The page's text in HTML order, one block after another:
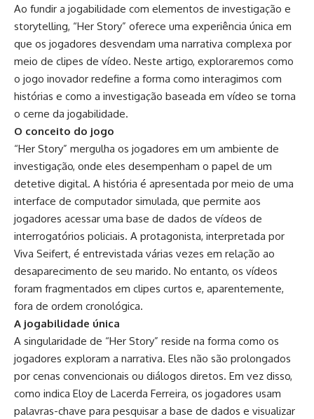
Ao fundir a jogabilidade com elementos de investigação e
storytelling, “Her Story” oferece uma experiência única em
que os jogadores desvendam uma narrativa complexa por
meio de clipes de vídeo. Neste artigo, exploraremos como
o jogo inovador redefine a forma como interagimos com
histórias e como a investigação baseada em vídeo se torna
o cerne da jogabilidade.
O conceito do jogo
“Her Story” mergulha os jogadores em um ambiente de
investigação, onde eles desempenham o papel de um
detetive digital. A história é apresentada por meio de uma
interface de computador simulada, que permite aos
jogadores acessar uma base de dados de vídeos de
interrogatórios policiais. A protagonista, interpretada por
Viva Seifert, é entrevistada várias vezes em relação ao
desaparecimento de seu marido. No entanto, os vídeos
foram fragmentados em clipes curtos e, aparentemente,
fora de ordem cronológica.
A jogabilidade única
A singularidade de “Her Story” reside na forma como os
jogadores exploram a narrativa. Eles não são prolongados
por cenas convencionais ou diálogos diretos. Em vez disso,
como indica Eloy de Lacerda Ferreira, os jogadores usam
palavras-chave para pesquisar a base de dados e visualizar